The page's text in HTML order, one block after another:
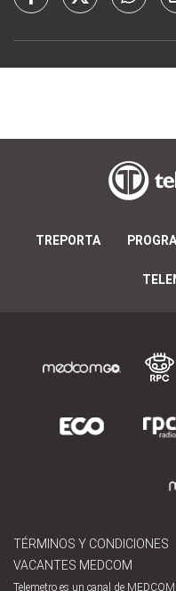
TREPORTA
TÉRMINOS Y CONDICIONES
VACANTES MEDCOM
Telemetro es un canal de